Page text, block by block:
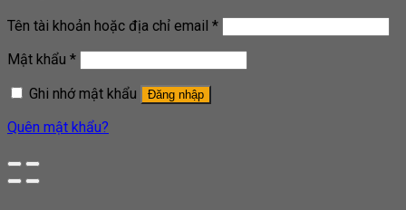
Tên tài khoản hoặc địa chỉ email *
Mật khẩu *
Ghi nhớ mật khẩu
Đăng nhập
Quên mật khẩu?